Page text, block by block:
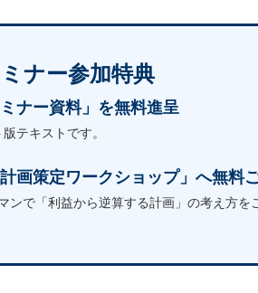
ナー参加特典
ナー資料」を無料進呈
テキストです。
画策定ワークショップ」へ無料
ンで「利益から逆算する計画」の考え方を